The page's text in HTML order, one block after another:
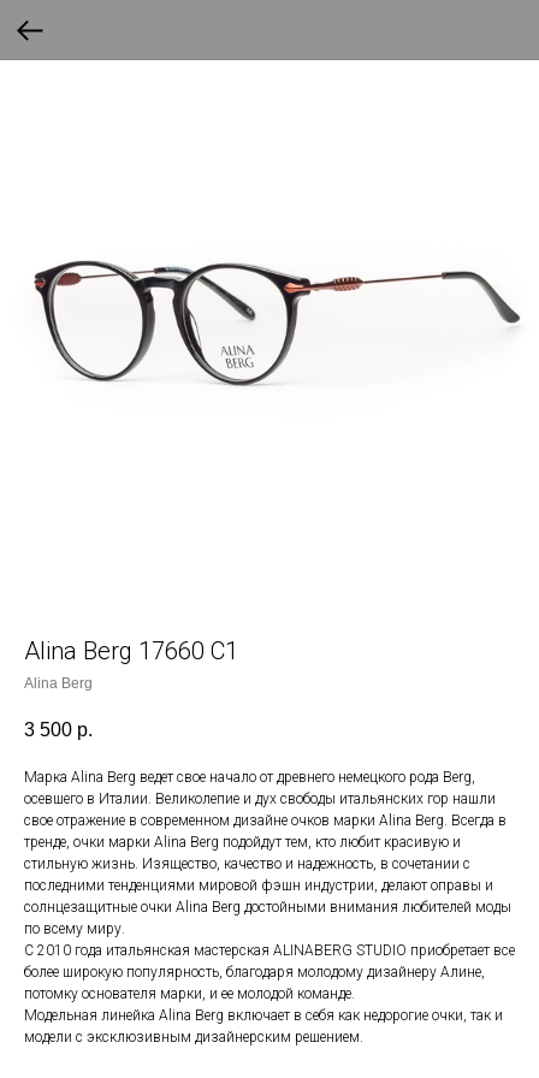
Alina Berg 17660 C1
Alina Berg
3 500 р.
Марка Alina Berg ведет свое начало от древнего немецкого рода Berg,
осевшего в Италии. Великолепие и дух свободы итальянских гор нашли
свое отражение в современном дизайне очков марки Alina Berg. Всегда в
тренде, очки марки Alina Berg подойдут тем, кто любит красивую и
стильную жизнь. Изящество, качество и надежность, в сочетании с
последними тенденциями мировой фэшн индустрии, делают оправы и
солнцезащитные очки Alina Berg достойными внимания любителей моды
по всему миру.
С 2010 года итальянская мастерская ALINABERG STUDIO приобретает все
более широкую популярность, благодаря молодому дизайнеру Алине,
потомку основателя марки, и ее молодой команде.
Модельная линейка Alina Berg включает в себя как недорогие очки, так и
модели c эксклюзивным дизайнерским решением.